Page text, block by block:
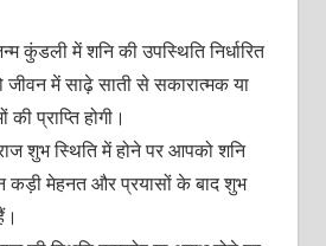
कुंडली में शनि की उपस्थिति निर्धारित
में साढ़े साती से सकारात्मक या
की प्राप्ति होगी।
शुभ स्थिति में होने पर आपको शनि
कड़ी मेहनत और प्रयासों के बाद शुभ